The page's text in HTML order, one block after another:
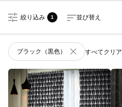
絞り込み 1 並び替え
ブラック（黒色） すべてクリア